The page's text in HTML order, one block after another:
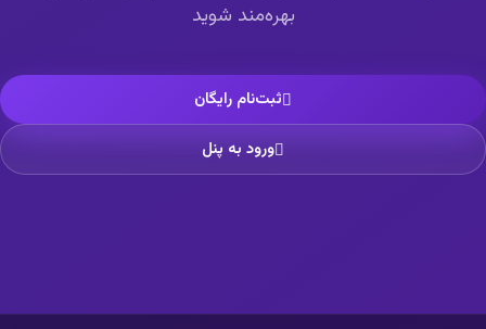
بهره‌مند شوید
ثبت‌نام رایگان
ورود به پنل